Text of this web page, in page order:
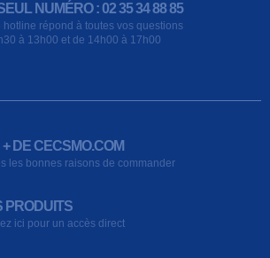
NUMÉRO : 02 35 34 88 85
hotline répond à toutes vos questions
à 13h00 et de 14h00 à 17h00
+ DE CECSMO.COM
les bonnes raisons de commander
PRODUITS
ici pour un accès direct